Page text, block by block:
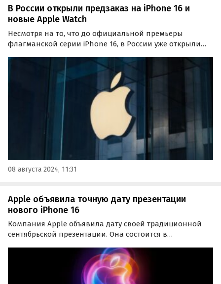
В России открыли предзаказ на iPhone 16 и
новые Apple Watch
Несмотря на то, что до официальной премьеры
флагманской серии iPhone 16, в России уже открыли
Apple. Оформить предзаказ можно на сайте сервиса
CDEK.Shopping.
08 августа 2024, 11:31
Apple объявила точную дату презентации
нового iPhone 16
Компания Apple объявила дату своей традиционной
сентябрьской презентации. Она состоится в
представителям СМИ приглашения на предстоящее
мероприятие, которое пройдет под слоганом «It's